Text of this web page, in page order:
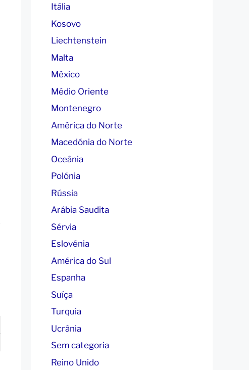
Itália
Kosovo
Liechtenstein
Malta
México
Médio Oriente
Montenegro
América do Norte
Macedónia do Norte
Oceânia
Polónia
Rússia
Arábia Saudita
Sérvia
Eslovénia
América do Sul
Espanha
Suíça
Turquia
Ucrânia
Sem categoria
Reino Unido